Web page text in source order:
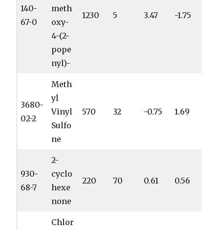
140-
67-0
meth
oxy-
4-(2-
pope
nyl)-
1230 5 3.47 -1.75
3680-
02-2
Meth
yl
Vinyl
Sulfo
ne
570 32 -0.75 1.69
930-
68-7
2-
cyclo
hexe
none
220 70 0.61 0.56
Chlor